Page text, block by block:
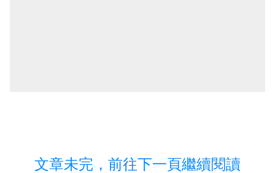
文章未完，前往下一頁繼續閱讀